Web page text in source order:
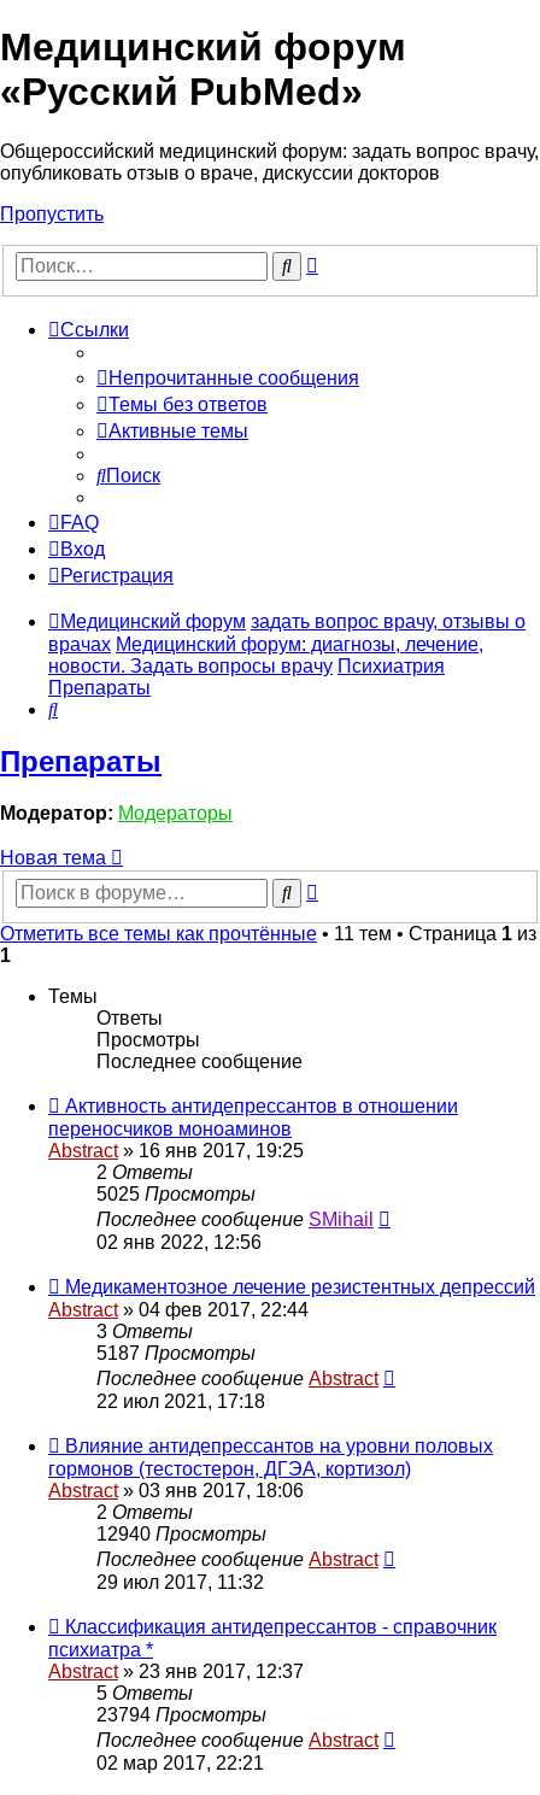
Медицинский форум
«Русский PubMed»
Общероссийский медицинский форум: задать вопрос врачу,
опубликовать отзыв о враче, дискуссии докторов
Пропустить
Поиск
Ссылки
Непрочитанные сообщения
Темы без ответов
Активные темы
Поиск
FAQ
Вход
Регистрация
Медицинский форум задать вопрос врачу, отзывы о
врачах Медицинский форум: диагнозы, лечение,
новости. Задать вопросы врачу Психиатрия
Препараты
Поиск
Препараты
Модератор: Модераторы
Новая тема
Поиск
Отметить все темы как прочтённые • 11 тем • Страница 1 из
1
Темы
Ответы
Просмотры
Последнее сообщение
Активность антидепрессантов в отношении
переносчиков моноаминов
Abstract» 16 янв 2017, 19:25
2 Ответы
5025 Просмотры
Последнее сообщение SMihail
02 янв 2022, 12:56
Медикаментозное лечение резистентных депрессий
Abstract» 04 фев 2017, 22:44
3 Ответы
5187 Просмотры
Последнее сообщение Abstract
22 июл 2021, 17:18
Влияние антидепрессантов на уровни половых
гормонов (тестостерон, ДГЭА, кортизол)
Abstract» 03 янв 2017, 18:06
2 Ответы
12940 Просмотры
Последнее сообщение Abstract
29 июл 2017, 11:32
Классификация антидепрессантов - справочник
психиатра *
Abstract» 23 янв 2017, 12:37
5 Ответы
23794 Просмотры
Последнее сообщение Abstract
02 мар 2017, 22:21